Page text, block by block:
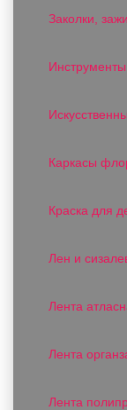
Заколки,
Каркасы
Краска для
Лен и
Лента
Лента
Лента